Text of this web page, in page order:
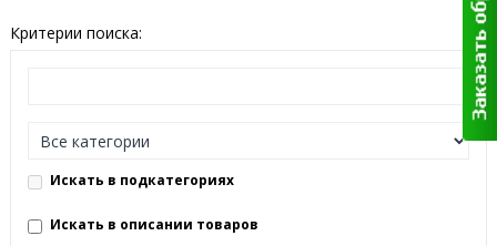
Критерии поиска:
Искать в подкатегориях
Искать в описании товаров